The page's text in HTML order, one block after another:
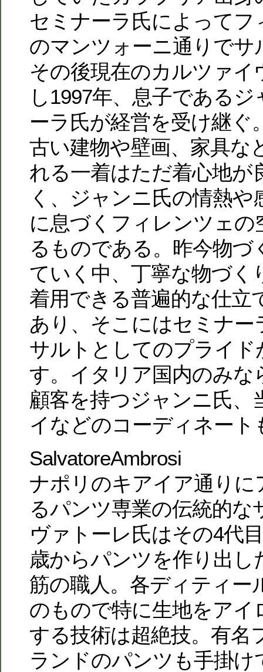
セミナーラ氏によってフ
のマンツォーニ通りでサ
その後現在のカルツァイ
し1997年、息子である
ーラ氏が経営を受け継ぐ
古い建物や壁画、家具な
れる一着はただ着心地が
く、ジャンニ氏の情熱や
に息づくフィレンツェの
るものである。昨今物づ
ていく中、丁寧な物づく
着用できる普遍的な仕立
あり、そこにはセミナー
サルトとしてのプライド
す。イタリア国内のみな
顧客を持つジャンニ氏、
イなどのコーディネート
SalvatoreAmbrosi
ナポリのキアイア通りに
るパンツ専業の伝統的な
ヴァトーレ氏はその4代
歳からパンツを作り出し
筋の職人。各ディティー
のもので特に生地をアイ
する技術は超絶技。有名
ランドのパンツも手掛け